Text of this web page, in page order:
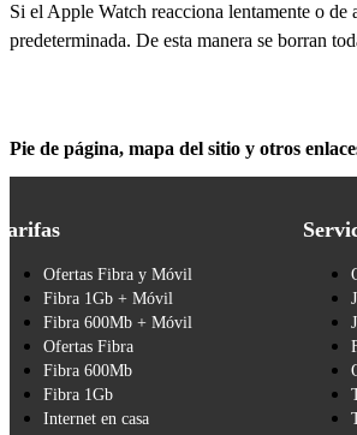
Si el Apple Watch reacciona lentamente o
predeterminada. De esta manera se borran
Pie de página, mapa del sitio y otros
Ofertas Fibra y Móvil
Fibra 1Gb + Móvil
Fibra 600Mb + Móvil
Ofertas Fibra
Fibra 600Mb
Fibra 1Gb
Internet en casa